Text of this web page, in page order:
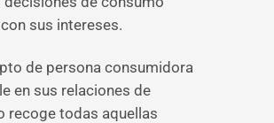
sus intereses.
de persona consumidora
en sus relaciones de
recoge todas aquellas